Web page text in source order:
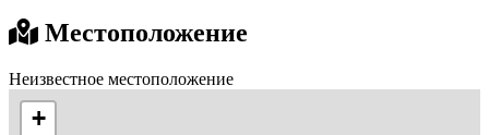
Местоположение
Неизвестное местоположение
+